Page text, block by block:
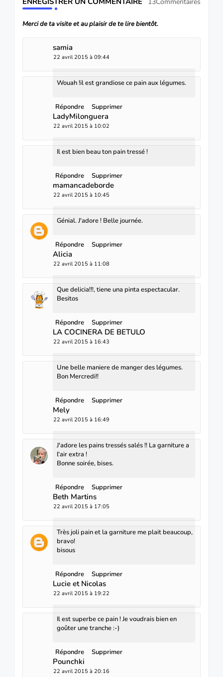
Merci de ta visite et au plaisir de te lire bientôt.
samia
22 avril 2015 à 09:44
Wouah !il est grandiose ce pain aux légumes.
Répondre Supprimer
LadyMilonguera
22 avril 2015 à 10:02
Il est bien beau ton pain tressé !
Répondre Supprimer
mamancadeborde
22 avril 2015 à 10:45
Génial. J'adore ! Belle journée.
Répondre Supprimer
Alicia
22 avril 2015 à 11:08
Que delicia!!!, tiene una pinta espectacular.
Besitos
Répondre Supprimer
LA COCINERA DE BETULO
22 avril 2015 à 16:43
Une belle maniere de manger des légumes.
Bon Mercredi!!
Répondre Supprimer
Mely
22 avril 2015 à 16:49
J'adore les pains tressés salés !! La garniture a
l'air extra !
Bonne soirée, bises.
Répondre Supprimer
Beth Martins
22 avril 2015 à 17:05
Très joli pain et la garniture me plait beaucoup,
bravo!
bisous
Répondre Supprimer
Lucie et Nicolas
22 avril 2015 à 19:22
Il est superbe ce pain ! Je voudrais bien en
goûter une tranche :-)
Répondre Supprimer
Pounchki
22 avril 2015 à 20:16